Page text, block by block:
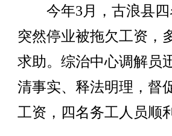
今年3月，古浪县四
突然停业被拖欠工资，
求助。综治中心调解员
清事实、释法明理，督
工资，四名务工人员顺